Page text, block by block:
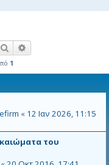
ν
η
Αναζήτηση
1
« 12 Ιαν 2026, 11:15
του